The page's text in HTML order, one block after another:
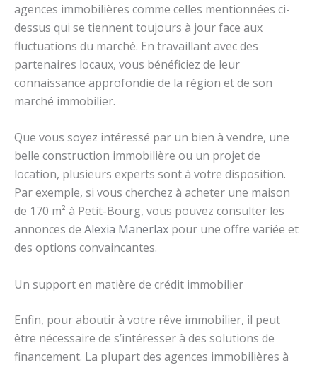
agences immobilières comme celles mentionnées ci-
dessus qui se tiennent toujours à jour face aux
fluctuations du marché. En travaillant avec des
partenaires locaux, vous bénéficiez de leur
connaissance approfondie de la région et de son
marché immobilier.
Que vous soyez intéressé par un bien à vendre, une
belle construction immobilière ou un projet de
location, plusieurs experts sont à votre disposition.
Par exemple, si vous cherchez à acheter une maison
de 170 m² à Petit-Bourg, vous pouvez consulter les
annonces de Alexia Manerlax pour une offre variée et
des options convaincantes.
Un support en matière de crédit immobilier
Enfin, pour aboutir à votre rêve immobilier, il peut
être nécessaire de s’intéresser à des solutions de
financement. La plupart des agences immobilières à